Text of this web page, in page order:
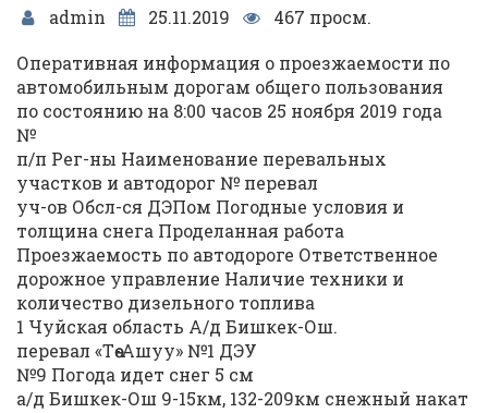
admin 25.11.2019
467 просм.
Оперативная информация о проезжаемости по
автомобильным дорогам общего пользования
по состоянию на 8:00 часов 25 ноября 2019 года
№
п/п Рег-ны Наименование перевальных
участков и автодорог № перевал
уч-ов Обсл-ся ДЭПом Погодные условия и
толщина снега Проделанная работа
Проезжаемость по автодороге Ответственное
дорожное управление Наличие техники и
количество дизельного топлива
1 Чуйская область А/д Бишкек-Ош.
перевал «Төө-Ашуу» №1 ДЭУ
№9 Погода идет снег 5 см
а/д Бишкек-Ош 9-15км, 132-209км снежный накат